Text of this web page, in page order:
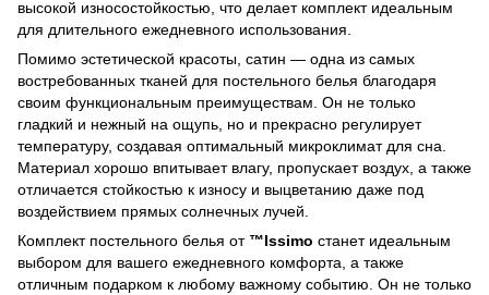
высокой износостойкостью, что делает комплект идеальным
для длительного ежедневного использования.
Помимо эстетической красоты, сатин — одна из самых
востребованных тканей для постельного белья благодаря
своим функциональным преимуществам. Он не только
гладкий и нежный на ощупь, но и прекрасно регулирует
температуру, создавая оптимальный микроклимат для сна.
Материал хорошо впитывает влагу, пропускает воздух, а также
отличается стойкостью к износу и выцветанию даже под
воздействием прямых солнечных лучей.
Комплект постельного белья от™Issimo станет идеальным
выбором для вашего ежедневного комфорта, а также
отличным подарком к любому важному событию. Он не только